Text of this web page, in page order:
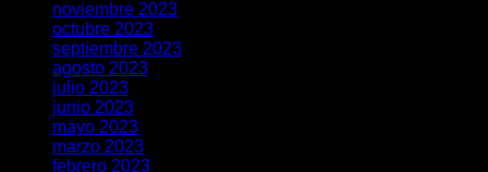
noviembre 2023
octubre 2023
septiembre 2023
agosto 2023
julio 2023
junio 2023
mayo 2023
marzo 2023
febrero 2023